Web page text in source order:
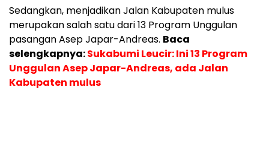
Sedangkan, menjadikan Jalan Kabupaten mulus
merupakan salah satu dari 13 Program Unggulan
pasangan Asep Japar-Andreas. Baca
selengkapnya:Sukabumi Leucir: Ini 13 Program
Unggulan Asep Japar-Andreas, ada Jalan
Kabupaten mulus